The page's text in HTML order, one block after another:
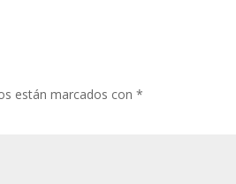
están marcados con*